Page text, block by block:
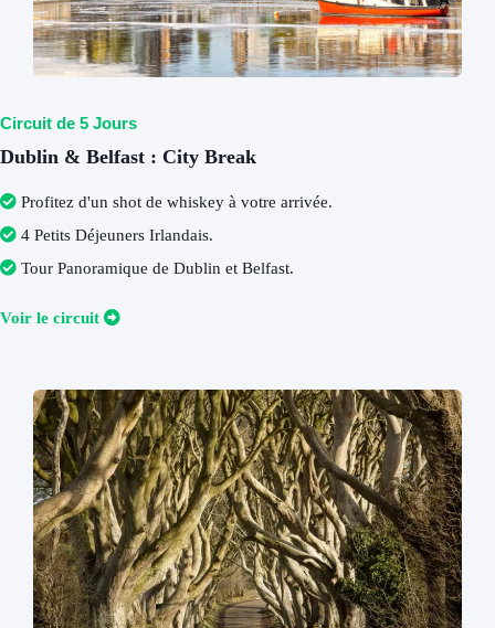
Circuit de 5 Jours
Dublin & Belfast : City Break
Profitez d'un shot de whiskey à votre arrivée.
4 Petits Déjeuners Irlandais.
Tour Panoramique de Dublin et Belfast.
Voir le circuit